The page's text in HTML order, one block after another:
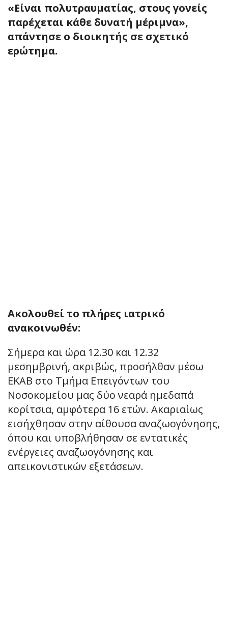
«Είναι πολυτραυματίας, στους γονείς
παρέχεται κάθε δυνατή μέριμνα»,
απάντησε ο διοικητής σε σχετικό
ερώτημα.
Ακολουθεί το πλήρες ιατρικό
ανακοινωθέν:
Σήμερα και ώρα 12.30 και 12.32
μεσημβρινή, ακριβώς, προσήλθαν μέσω
ΕΚΑΒ στο Τμήμα Επειγόντων του
Νοσοκομείου μας δύο νεαρά ημεδαπά
κορίτσια, αμφότερα 16 ετών. Ακαριαίως
εισήχθησαν στην αίθουσα αναζωογόνησης,
όπου και υποβλήθησαν σε εντατικές
ενέργειες αναζωογόνησης και
απεικονιστικών εξετάσεων.